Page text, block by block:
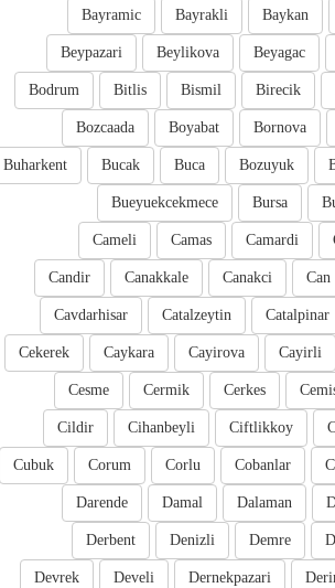
Baykan
Bayrakli
Bayramic
Beyagac
Beylikova
Beypazari
Birecik
Bismil
Bitlis
Bodrum
Bornova
Boyabat
Bozcaada
Bozuyuk
Buca
Bucak
Buharkent
Bursa
Bueyuekcekmece
Camardi
Camas
Cameli
Can
Canakci
Canakkale
Candir
Catalpinar
Catalzeytin
Cavdarhisar
Cayirli
Cayirova
Caykara
Cekerek
Cerkes
Cermik
Cesme
Ciftlikkoy
Cihanbeyli
Cildir
Cobanlar
Corlu
Corum
Cubuk
Dalaman
Damal
Darende
Demre
Denizli
Derbent
Dernekpazari
Develi
Devrek